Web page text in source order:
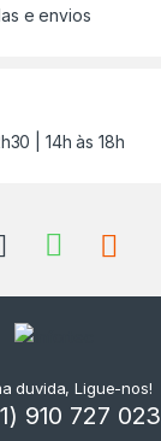
e envios
| 14h às 18h
duvida, Ligue-nos!
910 727 023